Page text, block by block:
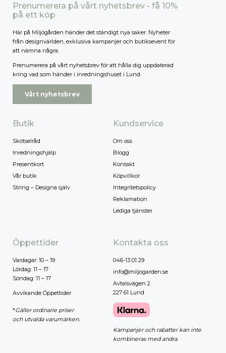
Prenumerera på vårt nyhetsbrev - få 10%
på ett köp
Här på Miljögården händer det ständigt nya saker. Nyheter
från designvärlden, exklusiva kampanjer och butiksevent för
att nämna några.
Prenumerera på vårt nyhetsbrev för att hålla dig uppdaterad
kring vad som händer i inredningshuset i Lund.
Vårt nyhetsbrev
Butik
Skötselråd
Inredningshjälp
Presentkort
Vår butik
String – Designa själv
Kundservice
Om oss
Blogg
Kontakt
Köpvillkor
Integritetspolicy
Reklamation
Lediga tjänster
Öppettider
Vardagar: 10 – 19
Lördag: 11 – 17
Söndag: 11 – 17
Avvikande Öppettider
*Gäller ordinarie priser
och utvalda varumärken.
Kontakta oss
046-13 01 29
info@miljogarden.se
Avtalsvägen 2
227 61 Lund
Kampanjer och rabatter kan inte
kombineras med andra.